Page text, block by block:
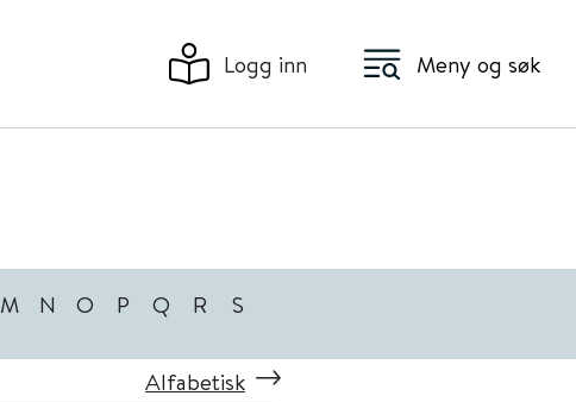
Logg inn Meny og søk
M N O P Q R S
Alfabetisk